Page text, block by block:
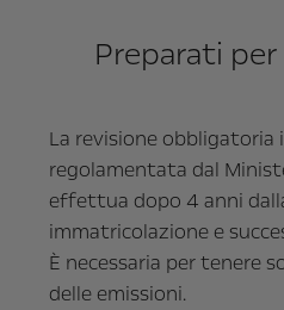
Preparati
La revisione obbligatoria
regolamentata dal
effettua dopo 4 anni
immatricolazione e
È necessaria per tenere
delle emissioni.